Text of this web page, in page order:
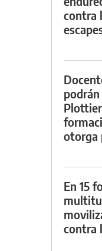
contra
otorga
En 15
contra